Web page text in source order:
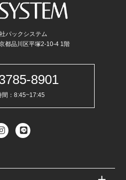
パックシステム
都品川区平塚2-10-4 1階
8901
間：8:45~17:45